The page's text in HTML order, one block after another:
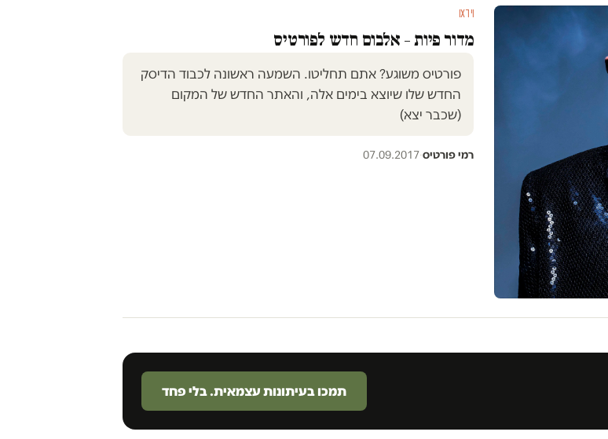
וידאו
מדור פיות – אלבום חדש לפורטיס
פורטיס משוגע? אתם תחליטו. השמעה ראשונה לכבוד הדיסק
החדש שלו שיוצא בימים אלה, והאתר החדש של המקום
(שכבר יצא)
רמי פורטיס·
07.09.2017
תמכו בעיתונות עצמאית. בלי פחד